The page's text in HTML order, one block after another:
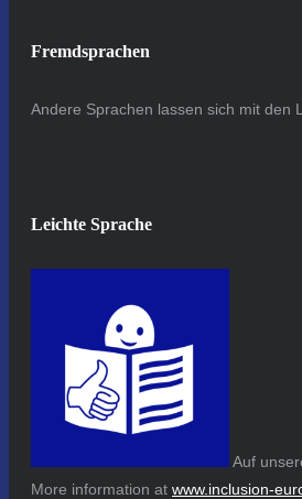
Fremdsprachen
Andere Sprachen lassen sich mit den
Leichte Sprache
Auf
More information at www.inclusion-